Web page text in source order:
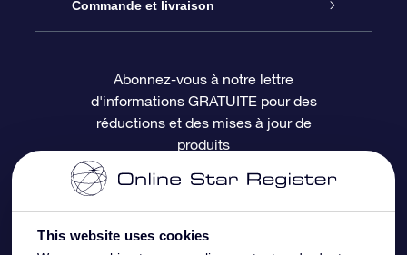
This website uses cookies
Questions fréquemment posées
Revues
Coffret cadeau OSR
Carte cadeau OSR
Registre des étoiles
Page d’accueil personnalisée
Commande et livraison
Informations de paiement
Informations d’expédition
Politique de retour
Abonnez-vous à notre lettre
d'informations GRATUITE pour des
réductions et des mises à jour de
produits